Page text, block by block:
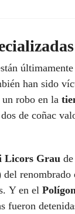
han sido
robo en la
de coñac
Licors Grau
renombrado
Y en el
fueron